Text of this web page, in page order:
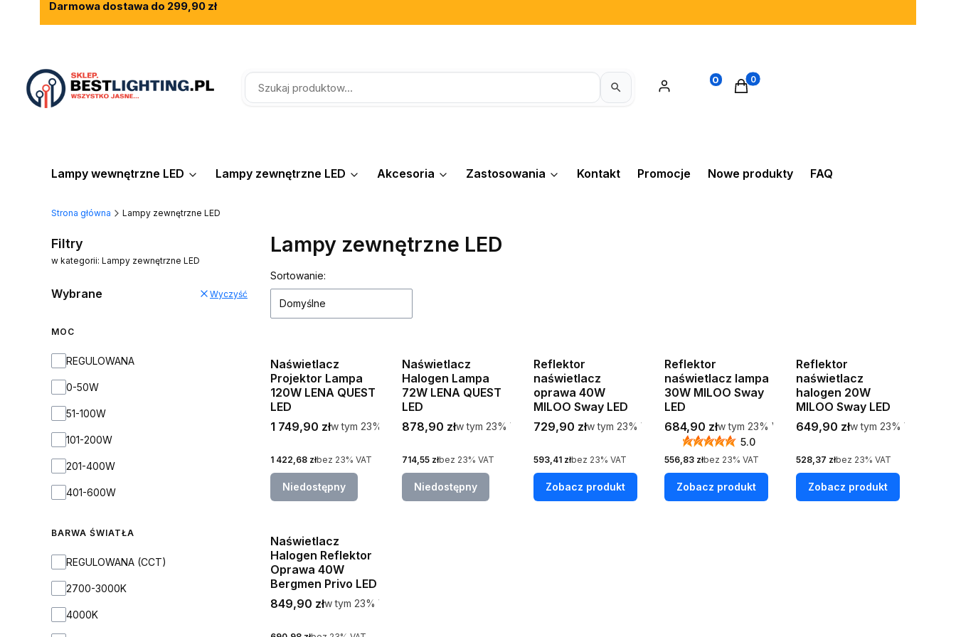
Darmowa dostawa do 299,90 zł
Rewelacyjne opinie klientów
Fachowe doradztwo
0 Produkty w koszyku: 0. Zobacz
Lampy wewnętrzne LED Lampy zewnętrzne LED Akcesoria Zastosowania Kontakt Promocje Nowe produkty FAQ
Strona główna Lampy zewnętrzne LED
Filtry
w kategorii: Lampy zewnętrzne LED
Wybrane Wyczyść
MOC
MOCREGULOWANA
0-50W
51-100W
101-200W
201-400W
401-600W
BARWA ŚWIATŁA
BARWA ŚWIATŁA
REGULOWANA (CCT)
2700-3000K
4000K
Lampy zewnętrzne LED
Lista produktów
Sortowanie:
Domyślne
Naświetlacz
Projektor Lampa
120W LENA QUEST
LED
Cena brutto
1 749,90 złw tym %s VAT
w tym 23% VAT
Cena netto
1 422,68 złbez 23% VAT
Niedostępny
Naświetlacz
Halogen Lampa
72W LENA QUEST
LED
Cena brutto
878,90 złw tym %s VAT
w tym 23% VAT
Cena netto
714,55 złbez 23% VAT
Niedostępny
Reflektor
naświetlacz
oprawa 40W
MILOO Sway LED
Cena brutto
729,90 złw tym %s VAT
w tym 23% VAT
Cena netto
593,41 złbez 23% VAT
Zobacz produkt
Reflektor
naświetlacz lampa
30W MILOO Sway
LED
Cena brutto
684,90 złw tym %s VAT
w tym 23% VAT
5.0
Cena netto
556,83 złbez 23% VAT
Zobacz produkt
Reflektor
naświetlacz
halogen 20W
MILOO Sway LED
Cena brutto
649,90 złw tym %s VAT
w tym 23% VAT
Cena netto
528,37 złbez 23% VAT
Zobacz produkt
Naświetlacz
Halogen Reflektor
Oprawa 40W
Bergmen Privo LED
Cena brutto
849,90 złw tym %s VAT
w tym 23% VAT